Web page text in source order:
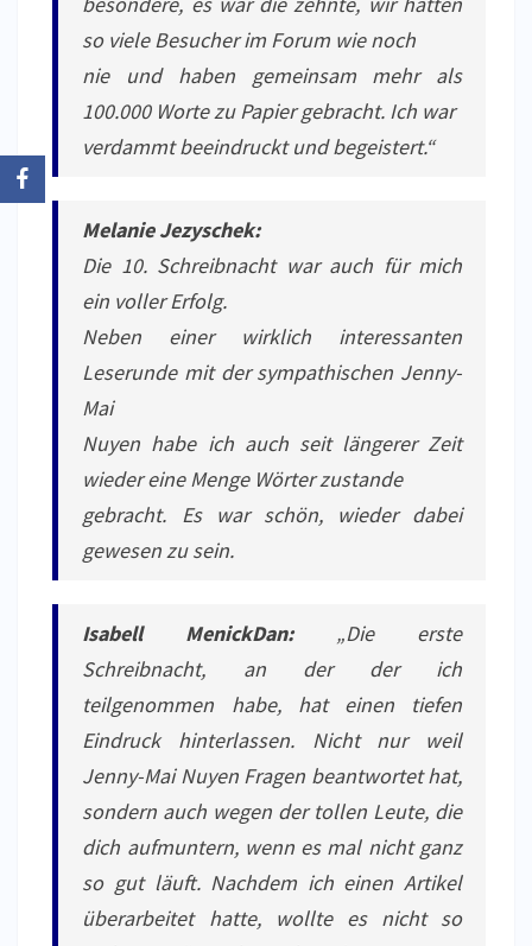
so viele Besucher im Forum wie noch
nie und haben gemeinsam mehr als
100.000 Worte zu Papier gebracht. Ich war
verdammt beeindruckt und begeistert.“
Melanie Jezyschek:
Die 10. Schreibnacht war auch für mich
ein voller Erfolg.
Neben einer wirklich interessanten
Leserunde mit der sympathischen Jenny-
Mai
Nuyen habe ich auch seit längerer Zeit
wieder eine Menge Wörter zustande
gebracht. Es war schön, wieder dabei
gewesen zu sein.
Isabell MenickDan: „Die erste
Schreibnacht, an der der ich
teilgenommen habe, hat einen tiefen
Eindruck hinterlassen. Nicht nur weil
Jenny-Mai Nuyen Fragen beantwortet hat,
sondern auch wegen der tollen Leute, die
dich aufmuntern, wenn es mal nicht ganz
so gut läuft. Nachdem ich einen Artikel
überarbeitet hatte, wollte es nicht so